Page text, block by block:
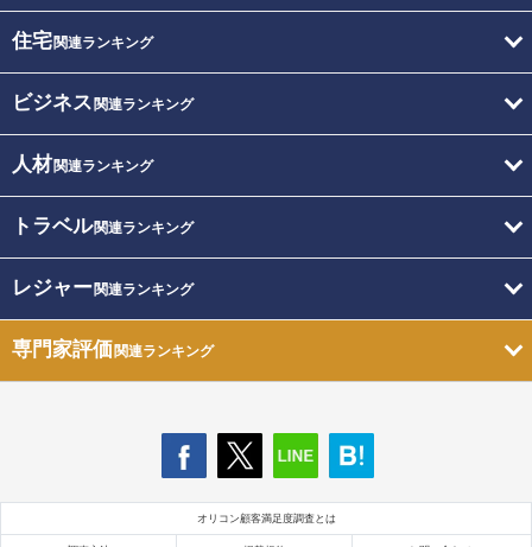
住宅関連ランキング
ビジネス 関連ランキング
人材関連ランキング
トラベル関連ランキング
レジャー関連ランキング
専門家評価関連ランキング
オリコン顧客満足度調査とは